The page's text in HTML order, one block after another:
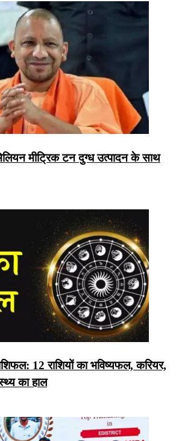
मीट्रिक टन दुग्ध उत्पादन के साथ
12 राशियों का भविष्यफल, करियर,
का हाल